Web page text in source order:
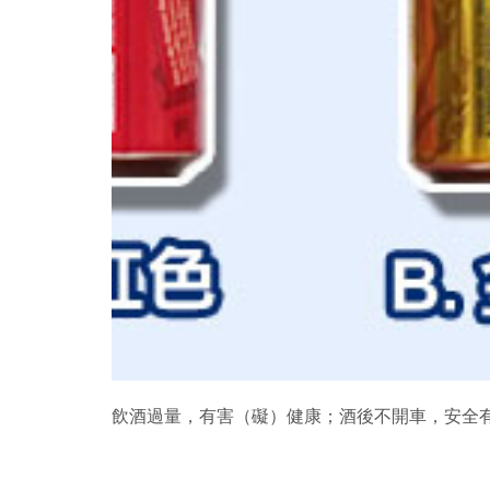
飲酒過量，有害（礙）健康；酒後不開車，安全